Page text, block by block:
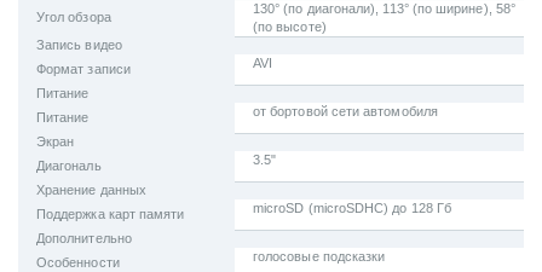
Угол обзора
130° (по диагонали), 113° (по ширине), 58°
(по высоте)
Запись видео
Формат записи
AVI
Питание
Питание
от бортовой сети автомобиля
Экран
Диагональ
3.5"
Хранение данных
Поддержка карт памяти
microSD (microSDHC) до 128 Гб
Дополнительно
Особенности
голосовые подсказки